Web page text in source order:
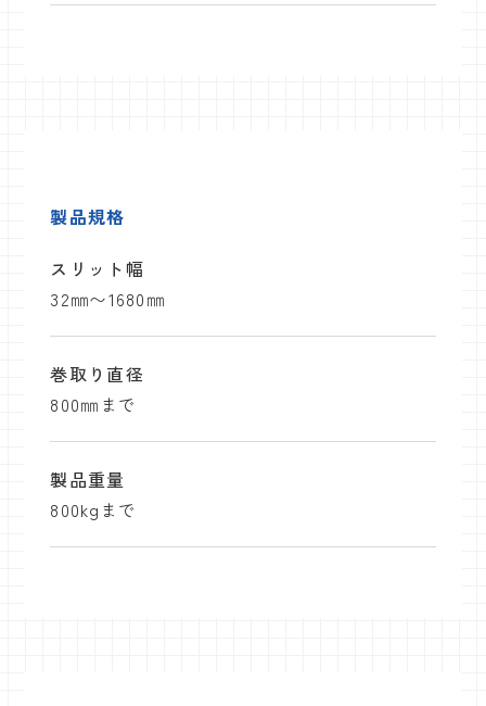
製品規格
スリット幅
32㎜〜1680㎜
巻取り直径
800㎜まで
製品重量
800kgまで